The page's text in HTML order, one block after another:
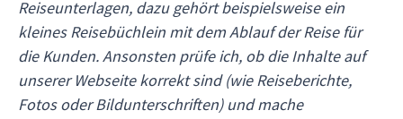
Reiseunterlagen, dazu gehört beispielsweise ein
kleines Reisebüchlein mit dem Ablauf der Reise für
die Kunden. Ansonsten prüfe ich, ob die Inhalte auf
unserer Webseite korrekt sind (wie Reiseberichte,
Fotos oder Bildunterschriften) und mache